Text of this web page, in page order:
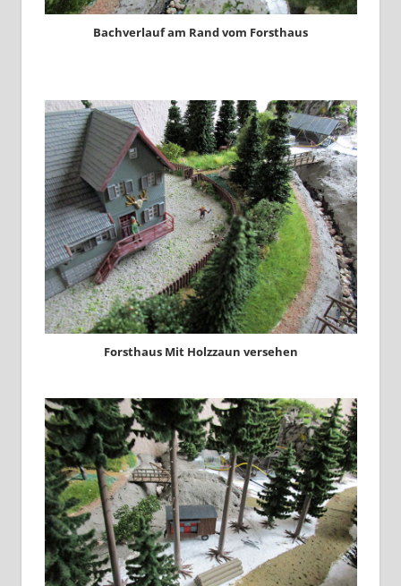
Bachverlauf am Rand vom Forsthaus
Forsthaus Mit Holzzaun versehen